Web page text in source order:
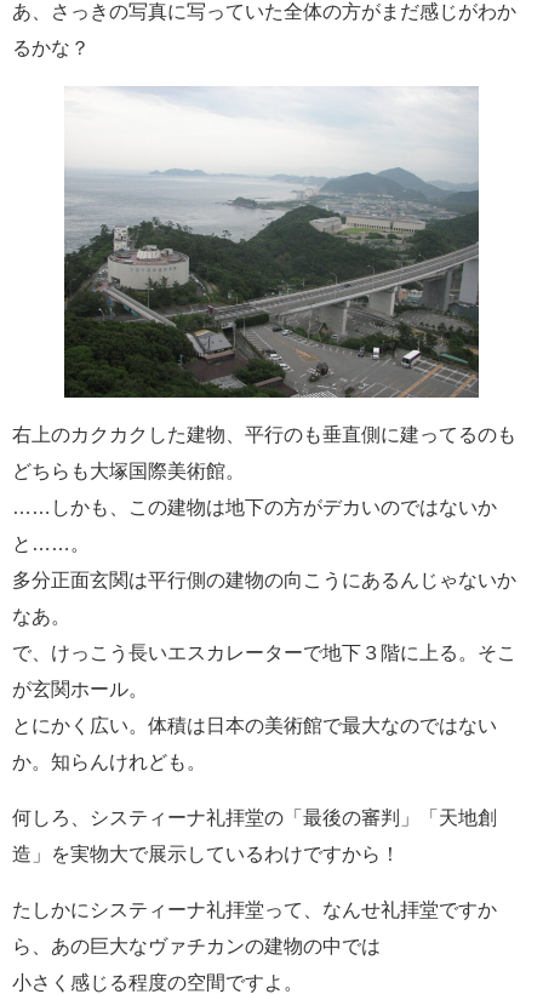
あ、さっきの写真に写っていた全体の方がまだ感じがわか
るかな？
右上のカクカクした建物、平行のも垂直側に建ってるのも
どちらも大塚国際美術館。
……しかも、この建物は地下の方がデカいのではないか
と……。
多分正面玄関は平行側の建物の向こうにあるんじゃないか
なあ。
で、けっこう長いエスカレーターで地下３階に上る。そこ
が玄関ホール。
とにかく広い。体積は日本の美術館で最大なのではない
か。知らんけれども。
何しろ、システィーナ礼拝堂の「最後の審判」「天地創
造」を実物大で展示しているわけですから！
たしかにシスティーナ礼拝堂って、なんせ礼拝堂ですか
ら、あの巨大なヴァチカンの建物の中では
小さく感じる程度の空間ですよ。